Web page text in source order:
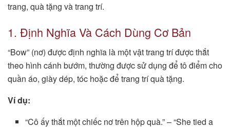
trang, quà tặng và trang trí.
1. Định Nghĩa Và Cách Dùng Cơ Bản
“Bow” (nơ) được định nghĩa là một vật trang trí được thắt
theo hình cánh bướm, thường được sử dụng để tô điểm cho
quần áo, giày dép, tóc hoặc để trang trí quà tặng.
Ví dụ:
“Cô ấy thắt một chiếc nơ trên hộp quà.” – “She tied a